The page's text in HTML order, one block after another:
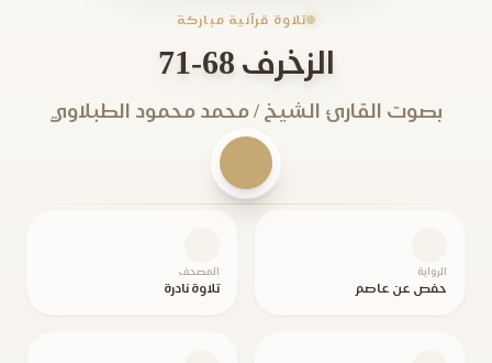
تلاوة قرآنية مباركة
الزخرف 68-71
بصوت القارئ الشيخ / محمد محمود الطبلاوي
الرواية
حفص عن عاصم
المصحف
تلاوة نادرة